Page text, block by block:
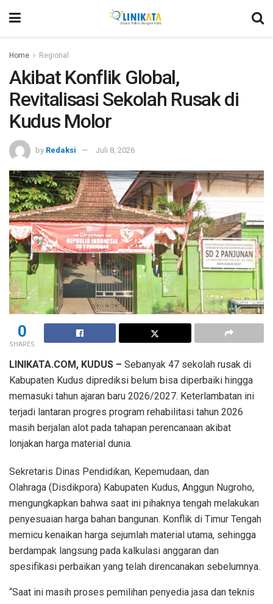
Home Regional
Akibat Konflik Global,
Revitalisasi Sekolah Rusak di
Kudus Molor
by Redaksi Juli 8, 2026
0
SHARES
LINIKATA.COM, KUDUS – Sebanyak 47 sekolah rusak di
Kabupaten Kudus diprediksi belum bisa diperbaiki hingga
memasuki tahun ajaran baru 2026/2027. Keterlambatan ini
terjadi lantaran progres program rehabilitasi tahun 2026
masih berjalan alot pada tahapan perencanaan akibat
lonjakan harga material dunia.
Sekretaris Dinas Pendidikan, Kepemudaan, dan
Olahraga (Disdikpora) Kabupaten Kudus, Anggun Nugroho,
mengungkapkan bahwa saat ini pihaknya tengah melakukan
penyesuaian harga bahan bangunan. Konflik di Timur Tengah
memicu kenaikan harga sejumlah material utama, sehingga
berdampak langsung pada kalkulasi anggaran dan
spesifikasi perbaikan yang telah direncanakan sebelumnya.
“Saat ini masih proses pemilihan penyedia jasa dan teknis